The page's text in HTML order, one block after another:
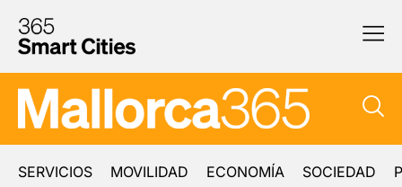
SERVICIOS MOVILIDAD ECONOMÍA SOCIEDAD